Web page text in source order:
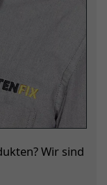
Wir sind